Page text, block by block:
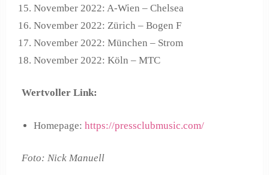
November 2022: A-Wien – Chelsea
November 2022: Zürich – Bogen F
November 2022: München – Strom
November 2022: Köln – MTC
Wertvoller Link:
Homepage:https://pressclubmusic.com/
Foto: Nick Manuell